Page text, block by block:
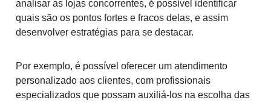
analisar as lojas concorrentes, é possível identificar
quais são os pontos fortes e fracos delas, e assim
desenvolver estratégias para se destacar.
Por exemplo, é possível oferecer um atendimento
personalizado aos clientes, com profissionais
especializados que possam auxiliá-los na escolha das